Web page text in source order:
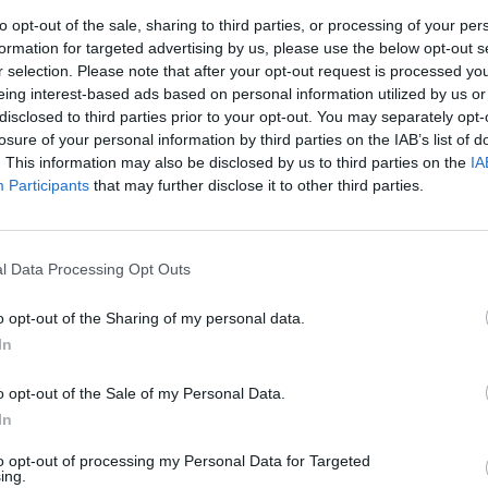
opt-out of the sale, sharing to third parties, or processing of your
for targeted advertising by us, please use the below opt-out
selection. Please note that after your opt-out request is processed
interest-based ads based on personal information utilized by us
to third parties prior to your opt-out. You may separately
of your personal information by third parties on the IAB’s list of
This information may also be disclosed by us to third parties on the
Participants that may further disclose it to other third parties.
Data Processing Opt Outs
opt-out of the Sharing of my personal data.
opt-out of the Sale of my Personal Data.
opt-out of processing my Personal Data for Targeted
1
Hoeveelheid bijwerkingen
krijgt,
i.v.m. 'n
1